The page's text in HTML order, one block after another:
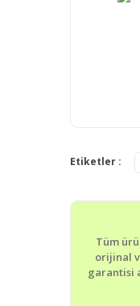
Etiketler :
Tüm
orijinal
garantisi